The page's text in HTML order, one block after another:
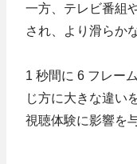
一方、テレビ番組
され、より滑らか
1 秒間に 6 フレー
じ方に大きな違い
視聴体験に影響を